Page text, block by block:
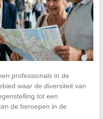
professionals in de
waar de diversiteit van
tot een
de beroepen in de